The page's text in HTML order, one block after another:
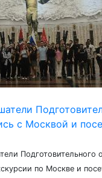
с Москвой и
Подготовительного
по Москве и